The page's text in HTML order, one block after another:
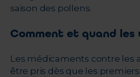
saison des pollens.
Comment et quand les
Les médicaments contre les
être pris dès que les